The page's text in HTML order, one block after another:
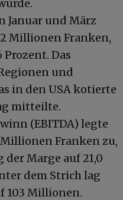
Januar und März
Millionen Franken,
Das
und
in den USA kotierte
mitteilte.
(EBITDA) legte
Millionen Franken zu,
der Marge auf 21,0
dem Strich lag
103 Millionen.